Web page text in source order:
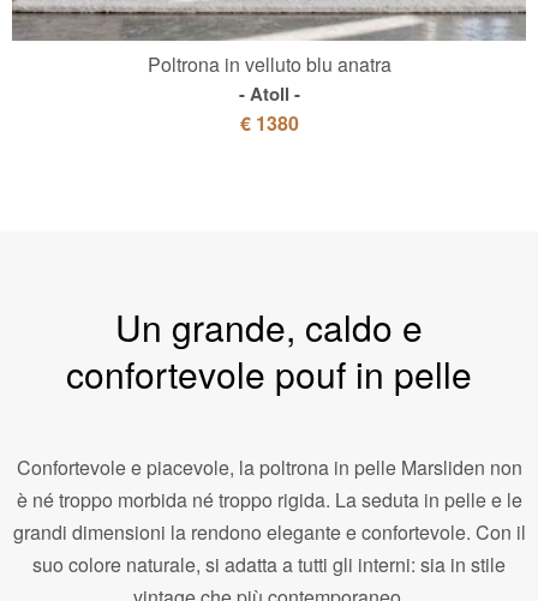
Poltrona in velluto blu anatra
Atoll
€ 1380
Un grande, caldo e
confortevole pouf in pelle
Confortevole e piacevole, la poltrona in pelle Marsliden non
è né troppo morbida né troppo rigida. La seduta in pelle e le
grandi dimensioni la rendono elegante e confortevole. Con il
suo colore naturale, si adatta a tutti gli interni: sia in stile